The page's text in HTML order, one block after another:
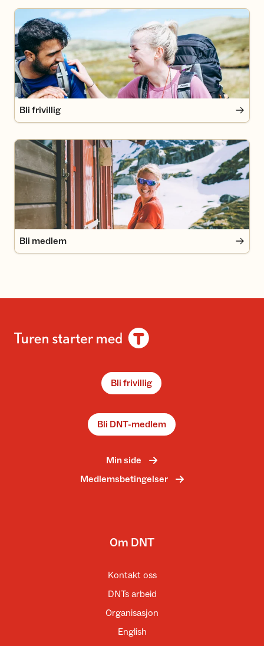
Bli frivillig
Bli frivillig
Bli medlem
Bli medlem
Bli frivillig
Bli DNT-medlem
Min side
Medlemsbetingelser
Om DNT
Kontakt oss
DNTs arbeid
Organisasjon
English